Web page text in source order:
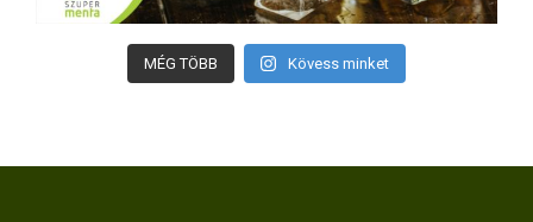
MÉG TÖBB Kövess minket